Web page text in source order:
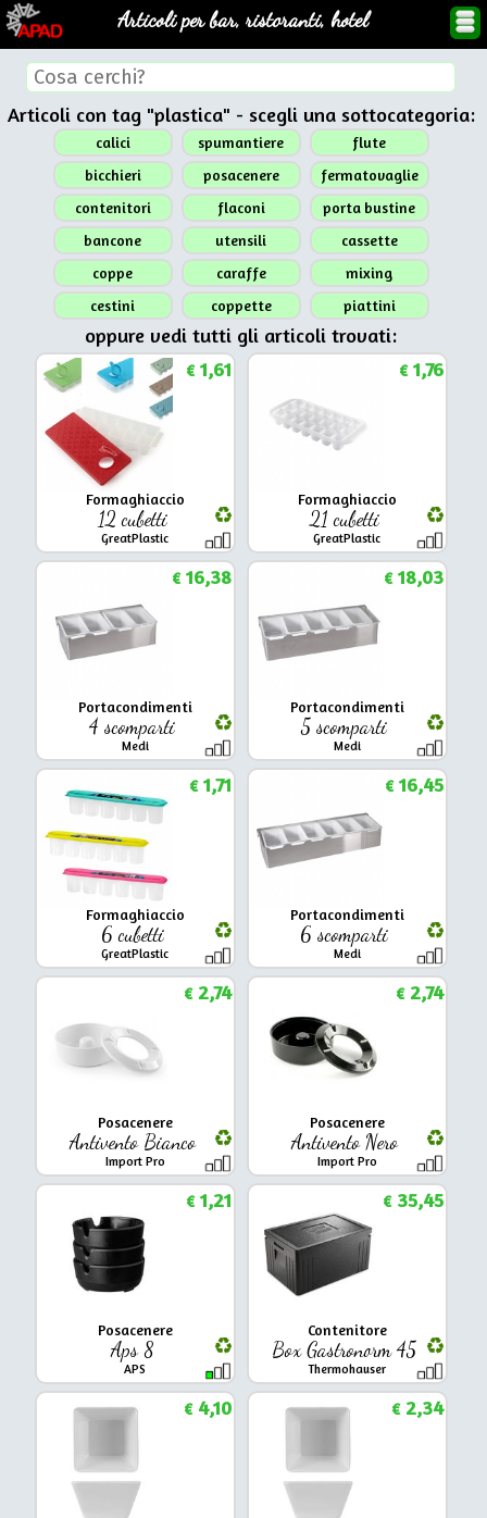
Articoli per bar, ristoranti, hotel
Articoli con tag "plastica" - scegli una sottocategoria:
calici spumantiere
flute
bicchieri
posacenere
fermatovaglie
contenitori
flaconi
porta bustine
bancone
utensili
cassette
coppe
caraffe
mixing
cestini
coppette piattini
oppure vedi tutti gli articoli trovati:
Formaghiaccio
12 cubetti
GreatPlastic
€1,61
Formaghiaccio
21 cubetti
GreatPlastic
€1,76
Portacondimenti
4 scomparti
Medi
€16,38
Portacondimenti
5 scomparti
Medi
€18,03
Formaghiaccio
6 cubetti
GreatPlastic
€1,71
Portacondimenti
6 scomparti
Medi
€16,45
Posacenere
Antivento Bianco
Import Pro
€2,74
Posacenere
Antivento Nero
Import Pro
€2,74
Posacenere
Aps 8
APS
€1,21
Contenitore
Box Gastronorm 45
Thermohauser
€35,45
€4,10 €2,34